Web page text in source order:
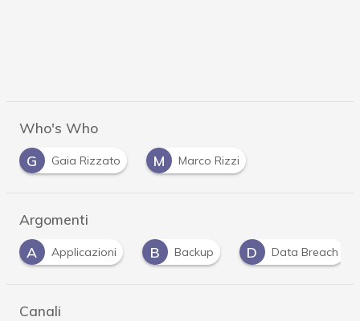
Who's Who
G
Gaia Rizzato M Marco Rizzi
Argomenti
B
Backup Data Breach I iOS R
Canali